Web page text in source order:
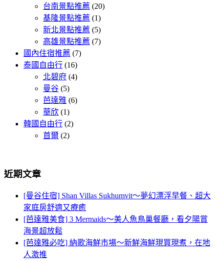
台南景點推薦 (20)
基隆景點推薦 (1)
新北景點推薦 (5)
高雄景點推薦 (7)
國內住宿推薦 (7)
泰國自由行 (16)
北碧府 (4)
曼谷 (5)
芭達雅 (6)
華欣 (1)
韓國自由行 (2)
首爾 (2)
近期文章
[曼谷住宿] Shan Villas Sukhumvit～夢幻漂浮早餐、超大
家庭房舒適又療癒
[芭達雅美食] 3 Mermaids～美人魚鳥巢餐廳，看夕陽賞
海景超放鬆
[芭達雅必吃] 納歌海鮮市場～新鮮海鮮現買現煮，在地
人激推